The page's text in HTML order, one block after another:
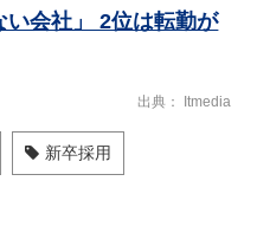
会社」 2位は転勤が
出典 Itmedia
新卒採用